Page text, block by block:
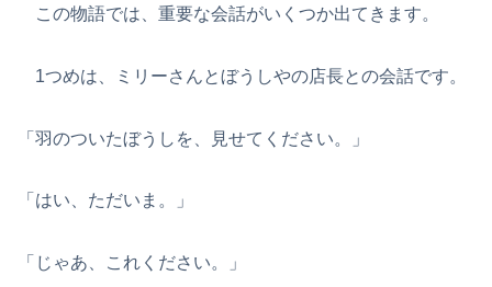
この物語では、重要な会話がいくつか出てきます。
1つめは、ミリーさんとぼうしやの店長との会話です。
「羽のついたぼうしを、見せてください。」
「はい、ただいま。」
「じゃあ、これください。」